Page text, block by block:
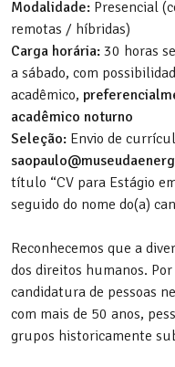
Modalidade: Presencial
remotas / híbridas)
Carga horária: 30 horas
a sábado, com
acadêmico,
acadêmico noturno
Seleção: Envio de
título “CV para Estágio
seguido do nome do(a)
Reconhecemos que a
dos direitos humanos.
candidatura de pessoas
com mais de 50 anos,
grupos historicamente